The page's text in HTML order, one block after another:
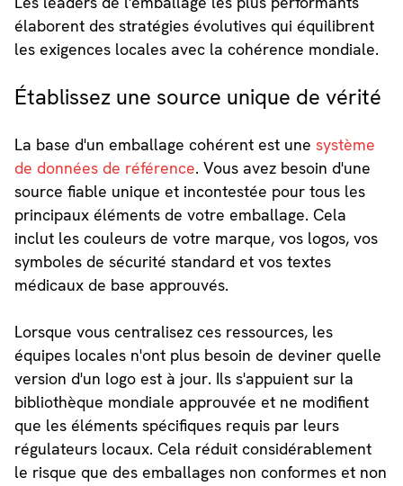
élaborent des stratégies évolutives qui équilibrent
les exigences locales avec la cohérence mondiale.
Établissez une source unique de vérité
La base d'un emballage cohérent est une système
de données de référence. Vous avez besoin d'une
source fiable unique et incontestée pour tous les
principaux éléments de votre emballage. Cela
inclut les couleurs de votre marque, vos logos, vos
symboles de sécurité standard et vos textes
médicaux de base approuvés.
Lorsque vous centralisez ces ressources, les
équipes locales n'ont plus besoin de deviner quelle
version d'un logo est à jour. Ils s'appuient sur la
bibliothèque mondiale approuvée et ne modifient
que les éléments spécifiques requis par leurs
régulateurs locaux. Cela réduit considérablement
le risque que des emballages non conformes et non